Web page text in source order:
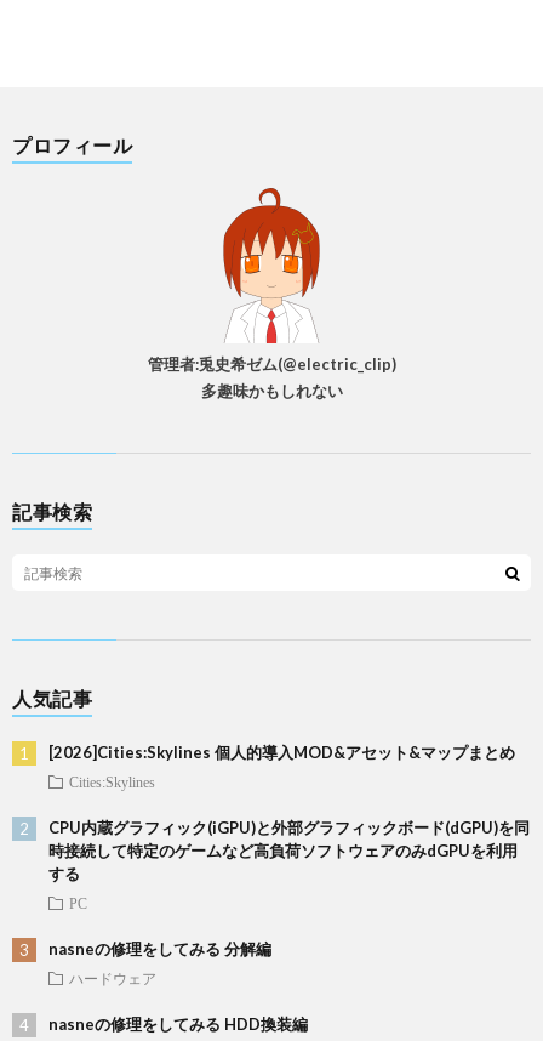
プロフィール
管理者:兎史希ゼム(@electric_clip)
多趣味かもしれない
記事検索
人気記事
[2026]Cities:Skylines 個人的導入MOD&アセット&マップまとめ
Cities:Skylines
CPU内蔵グラフィック(iGPU)と外部グラフィックボード(dGPU)を同
時接続して特定のゲームなど高負荷ソフトウェアのみdGPUを利用
する
PC
nasneの修理をしてみる 分解編
ハードウェア
nasneの修理をしてみる HDD換装編